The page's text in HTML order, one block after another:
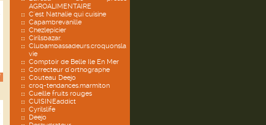
AGROALIMENTAIRE
C'est Nathalie qui cuisine
Capambrevanille
Chezlepicier
Cirilsbazar.
Clubambassadeurs.croquonsla
vie
Comptoir de Belle Ile En Mer
Correcteur d'orthographe
Couteau Deejo
croq-tendances.marmiton
Cueille fruits rouges
CUISINEaddict
Cyrilslife
Deejo